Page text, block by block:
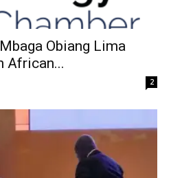
Obiang Lima
African...
2